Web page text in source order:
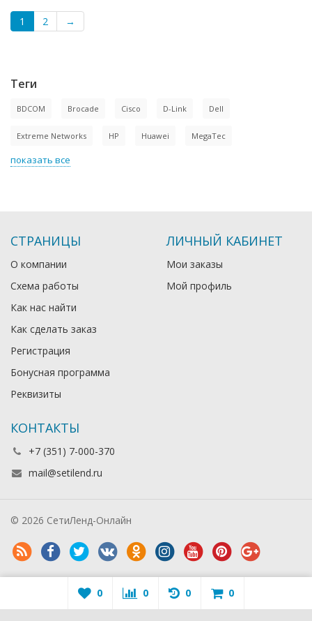
1 2 →
Теги
BDCOM Brocade Cisco D-Link Dell
Extreme Networks HP Huawei MegaTec
показать все
СТРАНИЦЫ
О компании
Схема работы
Как нас найти
Как сделать заказ
Регистрация
Бонусная программа
Реквизиты
ЛИЧНЫЙ КАБИНЕТ
Мои заказы
Мой профиль
КОНТАКТЫ
+7 (351) 7-000-370
mail@setilend.ru
© 2026 СетиЛенд-Онлайн
0 0 0 0